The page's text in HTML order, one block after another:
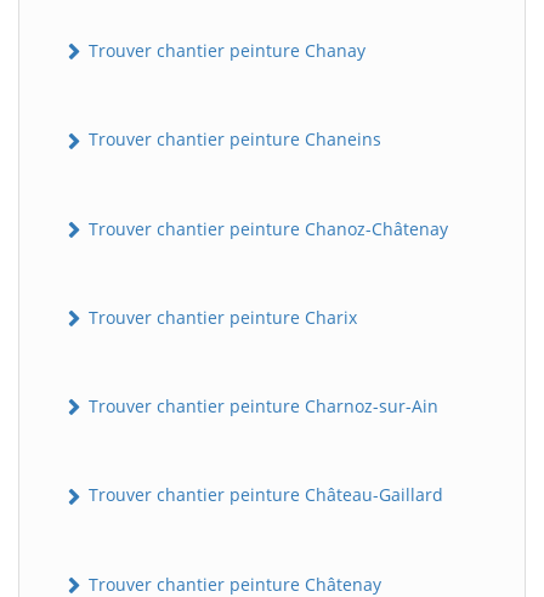
Trouver chantier peinture Chanay
Trouver chantier peinture Chaneins
Trouver chantier peinture Chanoz-Châtenay
Trouver chantier peinture Charix
Trouver chantier peinture Charnoz-sur-Ain
Trouver chantier peinture Château-Gaillard
Trouver chantier peinture Châtenay